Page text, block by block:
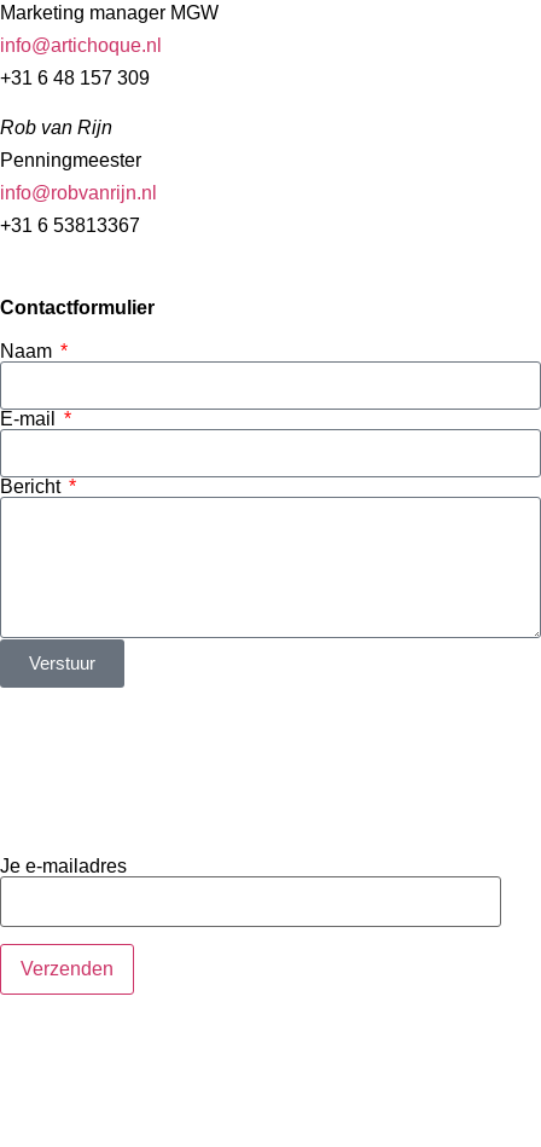
Marketing manager MGW
info@artichoque.nl
+31 6 48 157 309
Rob van Rijn
Penningmeester
info@robvanrijn.nl
+31 6 53813367
Contactformulier
Naam
E-mail
Bericht
Verstuur
Je e-mailadres